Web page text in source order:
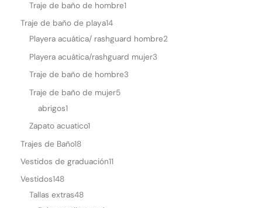
Traje de baño de hombre1
Traje de baño de playa14
Playera acuática/ rashguard hombre2
Playera acuática/rashguard mujer3
Traje de baño de hombre3
Traje de baño de mujer5
abrigos1
Zapato acuatico1
Trajes de Baño18
Vestidos de graduación11
Vestidos148
Tallas extras48